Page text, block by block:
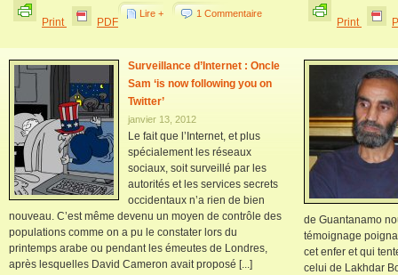
Print PDF
Lire + 1 Commentaire
Print
Surveillance d’Internet : Oncle
Sam ‘is now following you on
Twitter’
janvier 13, 2012
Le fait que l’Internet, et plus
spécialement les réseaux
sociaux, soit surveillé par les
autorités et les services secrets
occidentaux n’a rien de bien
nouveau. C’est même devenu un moyen de contrôle des
populations comme on a pu le constater lors du
printemps arabe ou pendant les émeutes de Londres,
après lesquelles David Cameron avait proposé [...]
de Guantanamo
témoignage
cet enfer et qui
celui de Lakhdar